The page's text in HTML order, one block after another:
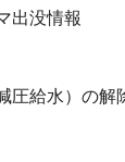
出没情報
圧給水）の解